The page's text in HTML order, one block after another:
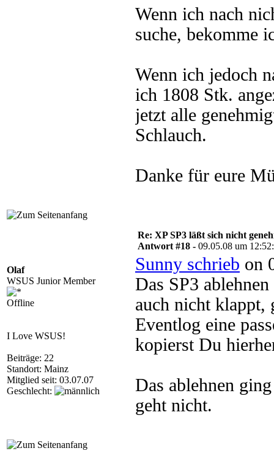
Wenn ich nach
suche, bekomme
Wenn ich jedoch
ich 1808 Stk.
jetzt alle
Schlauch.
Danke für eure
Olaf
WSUS Junior Member
Offline
I Love WSUS!
Beiträge: 22
Standort: Mainz
Mitglied seit: 03.07.07
Geschlecht:
Re: XP SP3 läßt sich nicht
Antwort #18 - 09.05.08 um
Sunny schrieb on
Das SP3
auch nicht klappt,
Eventlog eine
kopierst Du
Das ablehnen
geht nicht.